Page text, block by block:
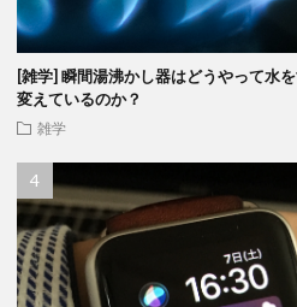
[雑学] 瞬間湯沸かし器はどうやって水
変えているのか？
雑学